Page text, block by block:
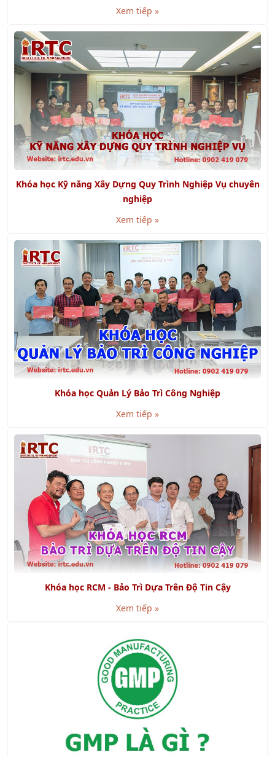
Xem tiếp »
Khóa học Kỹ năng Xây Dựng Quy Trình Nghiệp Vụ chuyên
nghiệp
Xem tiếp »
Khóa học Quản Lý Bảo Trì Công Nghiệp
Xem tiếp »
Khóa học RCM - Bảo Trì Dựa Trên Độ Tin Cậy
Xem tiếp »